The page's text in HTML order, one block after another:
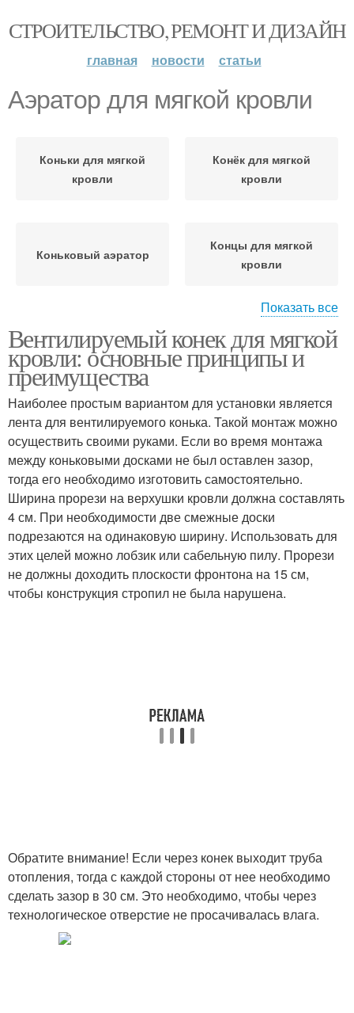
СТРОИТЕЛЬСТВО, РЕМОНТ И ДИЗАЙН
главная новости статьи
Аэратор для мягкой кровли
Коньки для мягкой
кровли
Конёк для мягкой
кровли
Коньковый аэратор
Концы для мягкой
кровли
кровли
Скатная кровля
Кровли из гибкой
черепицы
Показать все
Вентилируемый конек для мягкой
кровли: основные принципы и
преимущества
Наиболее простым вариантом для установки является
лента для вентилируемого конька. Такой монтаж можно
осуществить своими руками. Если во время монтажа
между коньковыми досками не был оставлен зазор,
тогда его необходимо изготовить самостоятельно.
Ширина прорези на верхушки кровли должна составлять
4 см. При необходимости две смежные доски
подрезаются на одинаковую ширину. Использовать для
этих целей можно лобзик или сабельную пилу. Прорези
не должны доходить плоскости фронтона на 15 см,
чтобы конструкция стропил не была нарушена.
Обратите внимание! Если через конек выходит труба
отопления, тогда с каждой стороны от нее необходимо
сделать зазор в 30 см. Это необходимо, чтобы через
технологическое отверстие не просачивалась влага.